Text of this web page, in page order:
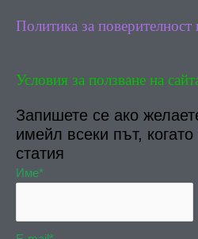
k
Политика за поверителност
Условия за ползване на
Запишете се ако
имейл всеки път,
статия
Име*